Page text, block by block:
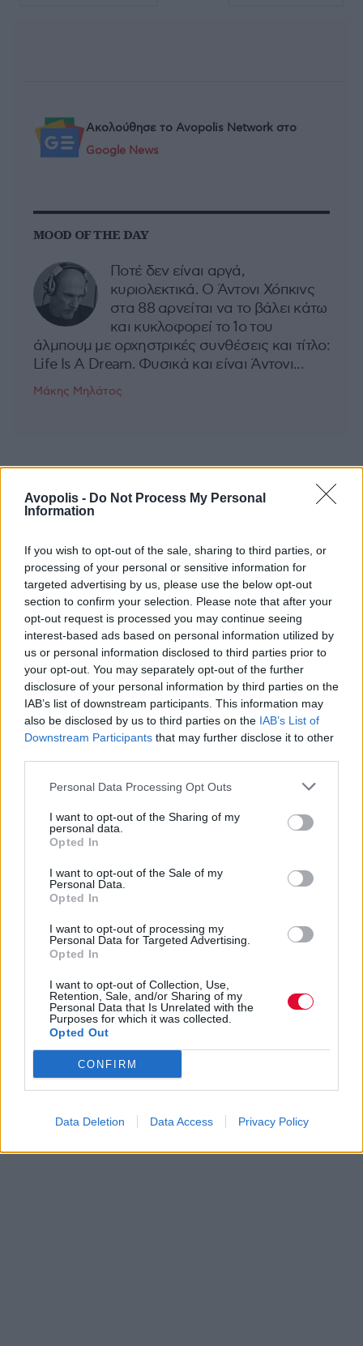
Avopolis - Do Not Process My Personal
Information
If you wish to opt-out of the sale, sharing to third parties, or
processing of your personal or sensitive information for
targeted advertising by us, please use the below opt-out
section to confirm your selection. Please note that after your
opt-out request is processed you may continue seeing
interest-based ads based on personal information utilized by
us or personal information disclosed to third parties prior to
your opt-out. You may separately opt-out of the further
disclosure of your personal information by third parties on the
IAB’s list of downstream participants. This information may
also be disclosed by us to third parties on the IAB’s List of
Downstream Participants that may further disclose it to other
Personal Data Processing Opt Outs
I want to opt-out of the Sharing of my
personal data.
Opted In
I want to opt-out of the Sale of my
Personal Data.
Opted In
I want to opt-out of processing my
Personal Data for Targeted Advertising.
Opted In
I want to opt-out of Collection, Use,
Retention, Sale, and/or Sharing of my
Personal Data that Is Unrelated with the
Purposes for which it was collected.
Opted Out
CONFIRM
Data Deletion Data Access Privacy Policy
Ακολούθησε το Avopolis Network στο
Google News
MOOD OF THE DAY
Ποτέ δεν είναι αργά,
κυριολεκτικά. Ο Άντονι Χόπκινς
στα 88 αρνείται να το βάλει κάτω
και κυκλοφορεί το 1ο του
άλμπουμ με ορχηστρικές συνθέσεις και τίτλο:
Life Is A Dream. Φυσικά και είναι Άντονι...
Μάκης Μηλάτος